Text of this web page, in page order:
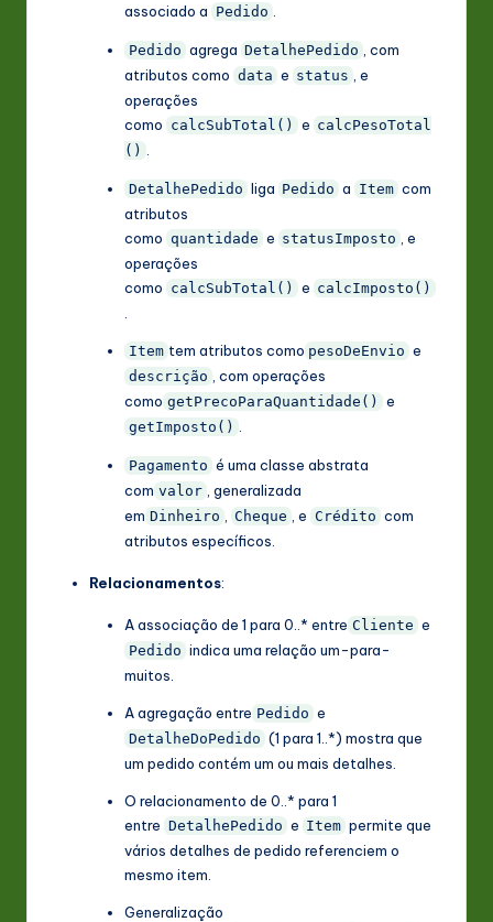
associado a Pedido
Pedido agrega DetalhePedido
, com
atributos como data e status
, e
operações
como calcSubTotal() e calcPesoTotal
()
DetalhePedido liga Pedido a Item com
atributos
como quantidade e statusImposto
, e
operações
como calcSubTotal() e calcImposto()
Item tem atributos como pesoDeEnvio e
descrição
, com operações
como getPrecoParaQuantidade() e
getImposto()
Pagamento é uma classe abstrata
com valor
, generalizada
em Dinheiro Cheque , e Crédito com
atributos específicos.
Relacionamentos:
A associação de 1 para 0..* entre Cliente e
Pedido indica uma relação um-para-
muitos.
A agregação entre Pedido e
DetalheDoPedido (1 para 1..*) mostra que
um pedido contém um ou mais detalhes.
O relacionamento de 0..* para 1
entre DetalhePedido e Item permite que
vários detalhes de pedido referenciem o
mesmo item.
Generalização